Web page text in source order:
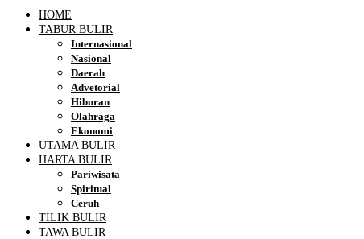
HOME
TABUR BULIR
Internasional
Nasional
Daerah
Advetorial
Hiburan
Olahraga
Ekonomi
UTAMA BULIR
HARTA BULIR
Pariwisata
Spiritual
Ceruh
TILIK BULIR
TAWA BULIR